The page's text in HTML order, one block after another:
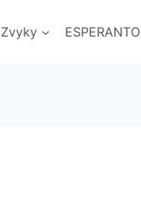
Zvyky ESPERANTO